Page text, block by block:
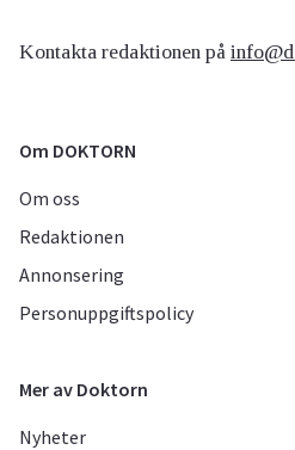
Kontakta redaktionen på
Om DOKTORN
Om oss
Redaktionen
Annonsering
Personuppgiftspolicy
Mer av Doktorn
Nyheter